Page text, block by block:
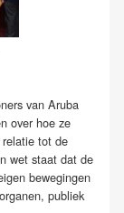
van Aruba
over hoe ze
tot de
wet staat dat de
bewegingen
publiek